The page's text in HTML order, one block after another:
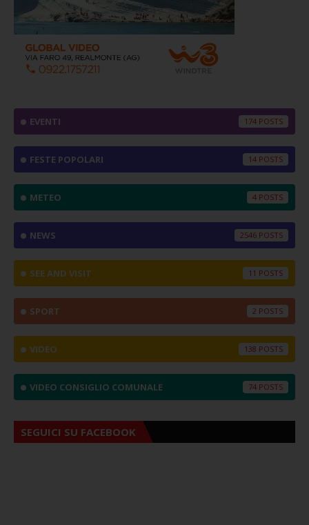
EVENTI 174
FESTE POPOLARI 14
METEO 4
NEWS 2546
SEE AND VISIT 11
SPORT 2
VIDEO 138
VIDEO CONSIGLIO COMUNALE 74
SEGUICI SU FACEBOOK